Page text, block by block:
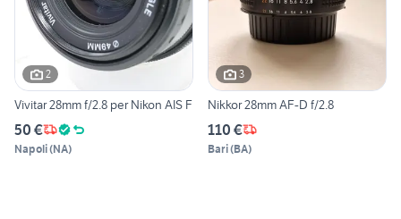
2
Vivitar 28mm f/2.8 per Nikon AIS F
50 €
Napoli(NA)
3
Nikkor 28mm AF-D f/2.8
110 €
Bari(BA)